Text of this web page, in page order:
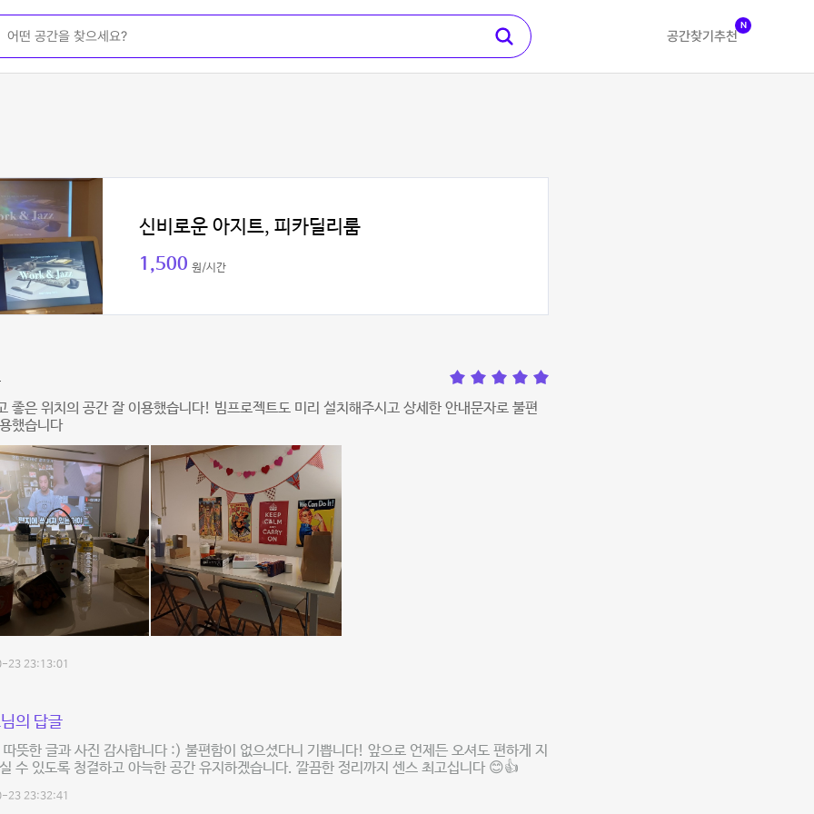
공간찾기 추천
N
신비로운 아지트, 피카딜리룸
1,500 원/시간
좋은 위치의 공간 잘 이용했습니다! 빔프로젝트도 미리 설치해주시고 상세한 안내문자로 불편
했습니다
23 23:13:01
의 답글
뜻한 글과 사진 감사합니다 :) 불편함이 없으셨다니 기쁩니다! 앞으로 언제든 오셔도 편하게 지
수 있도록 청결하고 아늑한 공간 유지하겠습니다. 깔끔한 정리까지 센스 최고십니다 😊👍
23 23:32:41